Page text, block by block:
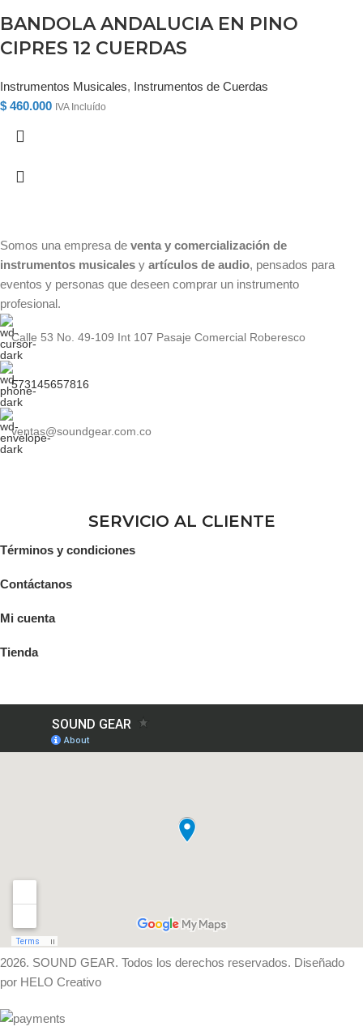
BANDOLA ANDALUCIA EN PINO
CIPRES 12 CUERDAS
Instrumentos Musicales, Instrumentos de Cuerdas
$ 460.000 IVA Incluído
Somos una empresa de venta y comercialización de
instrumentos musicales y artículos de audio, pensados para
eventos y personas que deseen comprar un instrumento
profesional.
Calle 53 No. 49-109 Int 107 Pasaje Comercial Roberesco
573145657816
ventas@soundgear.com.co
SERVICIO AL CLIENTE
Términos y condiciones
Contáctanos
Mi cuenta
Tienda
2026. SOUND GEAR. Todos los derechos reservados. Diseñado
por HELO Creativo